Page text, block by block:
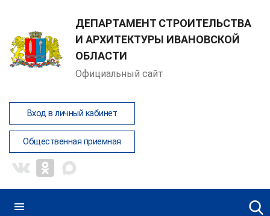
ДЕПАРТАМЕНТ СТРОИТЕЛЬСТВА
И АРХИТЕКТУРЫ ИВАНОВСКОЙ
ОБЛАСТИ
Официальный сайт
Вход в личный кабинет
Общественная приемная